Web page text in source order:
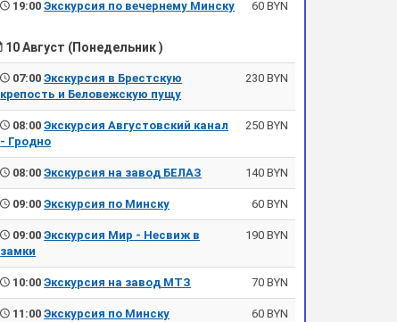
19:00Экскурсия по вечернему Минску 60 BYN
10 Август (Понедельник )
07:00Экскурсия в Брестскую
крепость и Беловежскую пущу
230 BYN
08:00Экскурсия Августовский канал
- Гродно
250 BYN
08:00Экскурсия на завод БЕЛАЗ 140 BYN
09:00Экскурсия по Минску 60 BYN
09:00Экскурсия Мир - Несвиж в
замки
190 BYN
10:00Экскурсия на завод МТЗ 70 BYN
11:00Экскурсия по Минску 60 BYN